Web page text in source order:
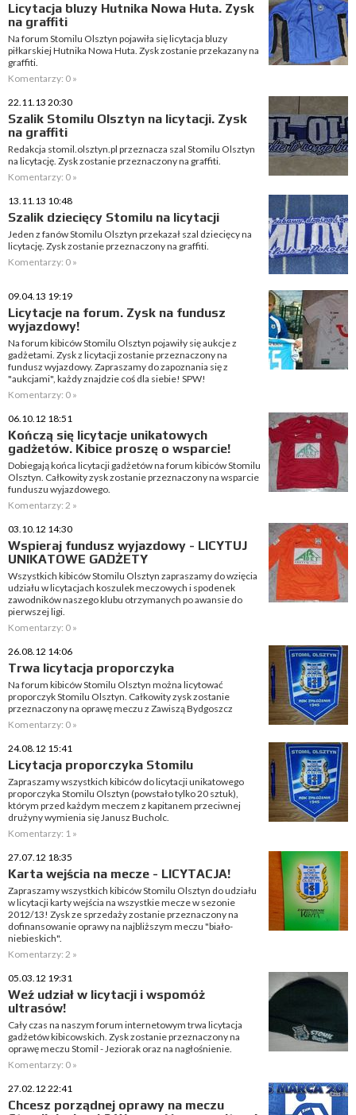
Licytacja bluzy Hutnika Nowa Huta. Zysk
na graffiti
Na forum Stomilu Olsztyn pojawiła się licytacja bluzy
piłkarskiej Hutnika Nowa Huta. Zysk zostanie przekazany na
graffiti.
Komentarzy: 0 »
22.11.13 20:30
Szalik Stomilu Olsztyn na licytacji. Zysk
na graffiti
Redakcja stomil.olsztyn.pl przeznacza szal Stomilu Olsztyn
na licytację. Zysk zostanie przeznaczony na graffiti.
Komentarzy: 0 »
13.11.13 10:48
Szalik dziecięcy Stomilu na licytacji
Jeden z fanów Stomilu Olsztyn przekazał szal dziecięcy na
licytację. Zysk zostanie przeznaczony na graffiti.
Komentarzy: 0 »
09.04.13 19:19
Licytacje na forum. Zysk na fundusz
wyjazdowy!
Na forum kibiców Stomilu Olsztyn pojawiły się aukcje z
gadżetami. Zysk z licytacji zostanie przeznaczony na
fundusz wyjazdowy. Zapraszamy do zapoznania się z
"aukcjami", każdy znajdzie coś dla siebie! SPW!
Komentarzy: 0 »
06.10.12 18:51
Kończą się licytacje unikatowych
gadżetów. Kibice proszę o wsparcie!
Dobiegają końca licytacji gadżetów na forum kibiców Stomilu
Olsztyn. Całkowity zysk zostanie przeznaczony na wsparcie
funduszu wyjazdowego.
Komentarzy: 2 »
03.10.12 14:30
Wspieraj fundusz wyjazdowy - LICYTUJ
UNIKATOWE GADŻETY
Wszystkich kibiców Stomilu Olsztyn zapraszamy do wzięcia
udziału w licytacjach koszulek meczowych i spodenek
zawodników naszego klubu otrzymanych po awansie do
pierwszej ligi.
Komentarzy: 0 »
26.08.12 14:06
Trwa licytacja proporczyka
Na forum kibiców Stomilu Olsztyn można licytować
proporczyk Stomilu Olsztyn. Całkowity zysk zostanie
przeznaczony na oprawę meczu z Zawiszą Bydgoszcz
Komentarzy: 0 »
24.08.12 15:41
Licytacja proporczyka Stomilu
Zapraszamy wszystkich kibiców do licytacji unikatowego
proporczyka Stomilu Olsztyn (powstało tylko 20 sztuk),
którym przed każdym meczem z kapitanem przeciwnej
drużyny wymienia się Janusz Bucholc.
Komentarzy: 1 »
27.07.12 18:35
Karta wejścia na mecze - LICYTACJA!
Zapraszamy wszystkich kibiców Stomilu Olsztyn do udziału
w licytacji karty wejścia na wszystkie mecze w sezonie
2012/13! Zysk ze sprzedaży zostanie przeznaczony na
dofinansowanie oprawy na najbliższym meczu "biało-
niebieskich".
Komentarzy: 2 »
05.03.12 19:31
Weź udział w licytacji i wspomóż
ultrasów!
Cały czas na naszym forum internetowym trwa licytacja
gadżetów kibicowskich. Zysk zostanie przeznaczony na
oprawę meczu Stomil - Jeziorak oraz na nagłośnienie.
Komentarzy: 0 »
27.02.12 22:41
Chcesz porządnej oprawy na meczu